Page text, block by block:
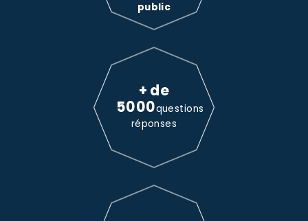
public
+ de
5000questions
réponses